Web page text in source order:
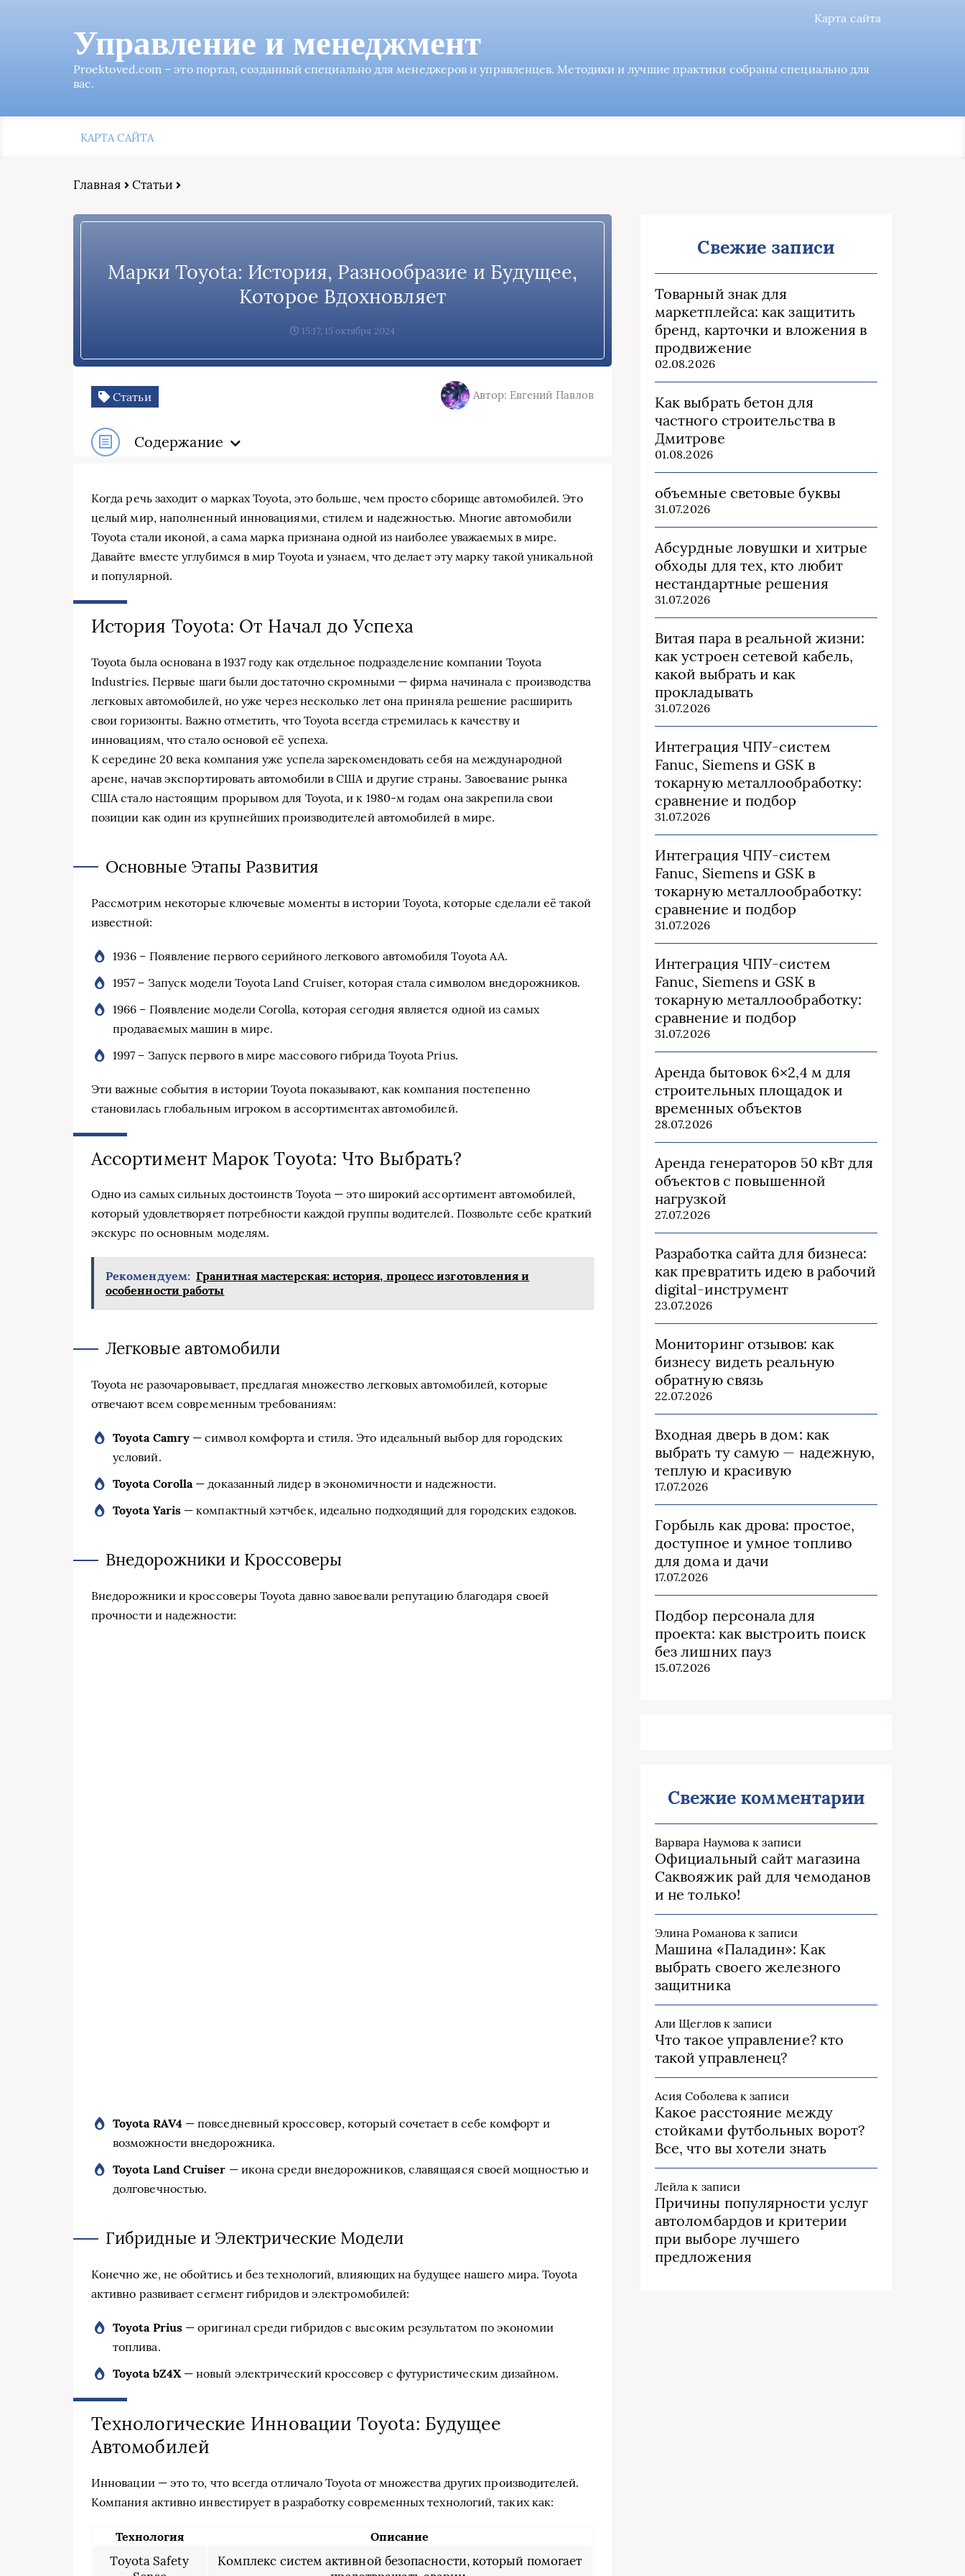
Карта сайта
Управление и менеджмент
Proektoved.com – это портал, созданный специально для менеджеров и управленцев. Методики и лучшие практики собраны специально для
вас.
КАРТА САЙТА
Главная Статьи
Марки Toyota: История, Разнообразие и Будущее,
Которое Вдохновляет
15:17, 15 октября 2024
Статьи Автор: Евгений Павлов
Содержание
Когда речь заходит о марках Toyota, это больше, чем просто сборище автомобилей. Это
целый мир, наполненный инновациями, стилем и надежностью. Многие автомобили
Toyota стали иконой, а сама марка признана одной из наиболее уважаемых в мире.
Давайте вместе углубимся в мир Toyota и узнаем, что делает эту марку такой уникальной
и популярной.
История Toyota: От Начал до Успеха
Toyota была основана в 1937 году как отдельное подразделение компании Toyota
Industries. Первые шаги были достаточно скромными — фирма начинала с производства
легковых автомобилей, но уже через несколько лет она приняла решение расширить
свои горизонты. Важно отметить, что Toyota всегда стремилась к качеству и
инновациям, что стало основой её успеха.
К середине 20 века компания уже успела зарекомендовать себя на международной
арене, начав экспортировать автомобили в США и другие страны. Завоевание рынка
США стало настоящим прорывом для Toyota, и к 1980-м годам она закрепила свои
позиции как один из крупнейших производителей автомобилей в мире.
Основные Этапы Развития
Рассмотрим некоторые ключевые моменты в истории Toyota, которые сделали её такой
известной:
1936 – Появление первого серийного легкового автомобиля Toyota AA.
1957 – Запуск модели Toyota Land Cruiser, которая стала символом внедорожников.
1966 – Появление модели Corolla, которая сегодня является одной из самых
продаваемых машин в мире.
1997 – Запуск первого в мире массового гибрида Toyota Prius.
Эти важные события в истории Toyota показывают, как компания постепенно
становилась глобальным игроком в ассортиментах автомобилей.
Ассортимент Марок Toyota: Что Выбрать?
Одно из самых сильных достоинств Toyota — это широкий ассортимент автомобилей,
который удовлетворяет потребности каждой группы водителей. Позвольте себе краткий
экскурс по основным моделям.
Рекомендуем: Гранитная мастерская: история, процесс изготовления и
особенности работы
Легковые автомобили
Toyota не разочаровывает, предлагая множество легковых автомобилей, которые
отвечают всем современным требованиям:
Toyota Camry— символ комфорта и стиля. Это идеальный выбор для городских
условий.
Toyota Corolla— доказанный лидер в экономичности и надежности.
Toyota Yaris— компактный хэтчбек, идеально подходящий для городских ездоков.
Внедорожники и Кроссоверы
Внедорожники и кроссоверы Toyota давно завоевали репутацию благодаря своей
прочности и надежности:
Toyota RAV4— повседневный кроссовер, который сочетает в себе комфорт и
возможности внедорожника.
Toyota Land Cruiser — икона среди внедорожников, славящаяся своей мощностью и
долговечностью.
Гибридные и Электрические Модели
Конечно же, не обойтись и без технологий, влияющих на будущее нашего мира. Toyota
активно развивает сегмент гибридов и электромобилей:
Toyota Prius— оригинал среди гибридов с высоким результатом по экономии
топлива.
Toyota bZ4X— новый электрический кроссовер с футуристическим дизайном.
Технологические Инновации Toyota: Будущее
Автомобилей
Инновации — это то, что всегда отличало Toyota от множества других производителей.
Компания активно инвестирует в разработку современных технологий, таких как:
Технология Описание
Toyota Safety
Комплекс систем активной безопасности, который помогает
Свежие записи
Товарный знак для
маркетплейса: как защитить
бренд, карточки и вложения в
продвижение
02.08.2026
Как выбрать бетон для
частного строительства в
Дмитрове
01.08.2026
объемные световые буквы
31.07.2026
Абсурдные ловушки и хитрые
обходы для тех, кто любит
нестандартные решения
31.07.2026
Витая пара в реальной жизни:
как устроен сетевой кабель,
какой выбрать и как
прокладывать
31.07.2026
Интеграция ЧПУ-систем
Fanuc, Siemens и GSK в
токарную металлообработку:
сравнение и подбор
31.07.2026
Интеграция ЧПУ-систем
Fanuc, Siemens и GSK в
токарную металлообработку:
сравнение и подбор
31.07.2026
Интеграция ЧПУ-систем
Fanuc, Siemens и GSK в
токарную металлообработку:
сравнение и подбор
31.07.2026
Аренда бытовок 6×2,4 м для
строительных площадок и
временных объектов
28.07.2026
Аренда генераторов 50 кВт для
объектов с повышенной
нагрузкой
27.07.2026
Разработка сайта для бизнеса:
как превратить идею в рабочий
digital-инструмент
23.07.2026
Мониторинг отзывов: как
бизнесу видеть реальную
обратную связь
22.07.2026
Входная дверь в дом: как
выбрать ту самую — надежную,
теплую и красивую
17.07.2026
Горбыль как дрова: простое,
доступное и умное топливо
для дома и дачи
17.07.2026
Подбор персонала для
проекта: как выстроить поиск
без лишних пауз
15.07.2026
Свежие комментарии
Варвара Наумова к записи
Официальный сайт магазина
Саквояжик рай для чемоданов
и не только!
Элина Романова к записи
Машина «Паладин»: Как
выбрать своего железного
защитника
Али Щегловк записи
Что такое управление? кто
такой управленец?
Асия Соболева к записи
Какое расстояние между
стойками футбольных ворот?
Все, что вы хотели знать
Лейла к записи
Причины популярности услуг
автоломбардов и критерии
при выборе лучшего
предложения